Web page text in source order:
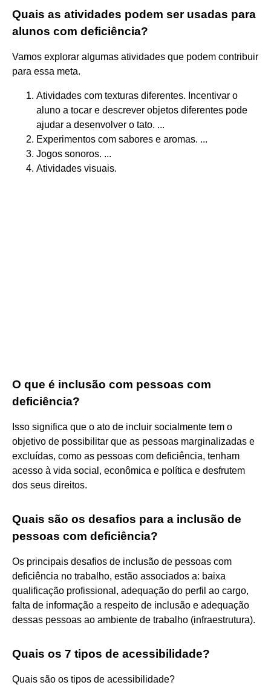
Quais as atividades podem ser usadas para
alunos com deficiência?
Vamos explorar algumas atividades que podem contribuir
para essa meta.
Atividades com texturas diferentes. Incentivar o
aluno a tocar e descrever objetos diferentes pode
ajudar a desenvolver o tato. ...
Experimentos com sabores e aromas. ...
Jogos sonoros. ...
Atividades visuais.
O que é inclusão com pessoas com
deficiência?
Isso significa que o ato de incluir socialmente tem o
objetivo de possibilitar que as pessoas marginalizadas e
excluídas, como as pessoas com deficiência, tenham
acesso à vida social, econômica e política e desfrutem
dos seus direitos.
Quais são os desafios para a inclusão de
pessoas com deficiência?
Os principais desafios de inclusão de pessoas com
deficiência no trabalho, estão associados a: baixa
qualificação profissional, adequação do perfil ao cargo,
falta de informação a respeito de inclusão e adequação
dessas pessoas ao ambiente de trabalho (infraestrutura).
Quais os 7 tipos de acessibilidade?
Quais são os tipos de acessibilidade?